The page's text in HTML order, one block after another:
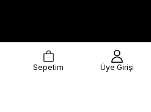
Sepetim Üye Girişi